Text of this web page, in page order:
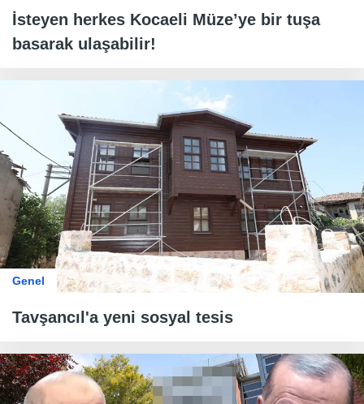
İsteyen herkes Kocaeli Müze’ye bir tuşa
basarak ulaşabilir!
Genel
Tavşancıl'a yeni sosyal tesis